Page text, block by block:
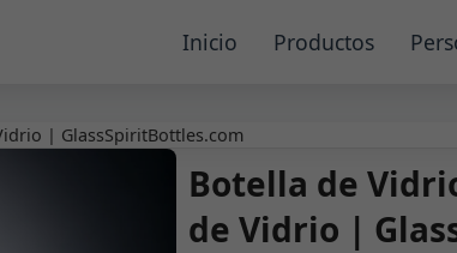
Inicio Productos
| GlassSpiritBottles.com
Botella de
de Vidrio |